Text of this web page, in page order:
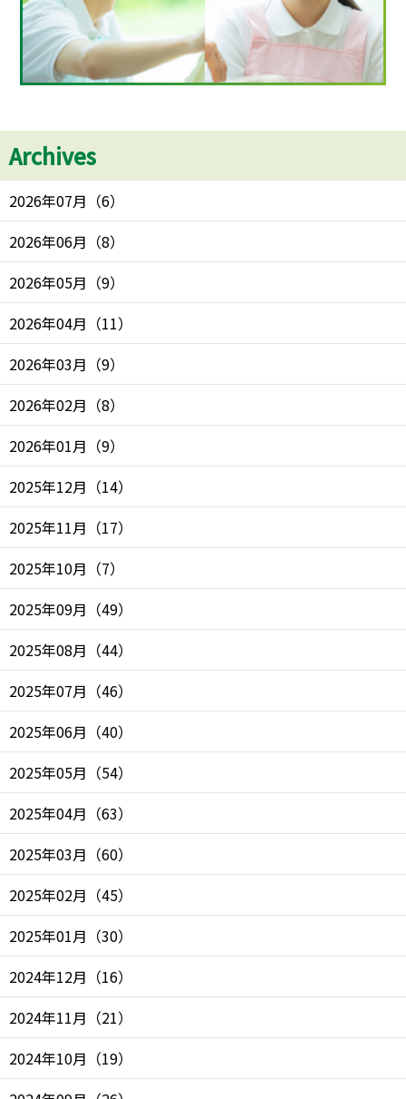
Archives
2026年07月 （6）
2026年06月 （8）
2026年05月 （9）
2026年04月 （11）
2026年03月 （9）
2026年02月 （8）
2026年01月 （9）
2025年12月 （14）
2025年11月 （17）
2025年10月 （7）
2025年09月 （49）
2025年08月 （44）
2025年07月 （46）
2025年06月 （40）
2025年05月 （54）
2025年04月 （63）
2025年03月 （60）
2025年02月 （45）
2025年01月 （30）
2024年12月 （16）
2024年11月 （21）
2024年10月 （19）